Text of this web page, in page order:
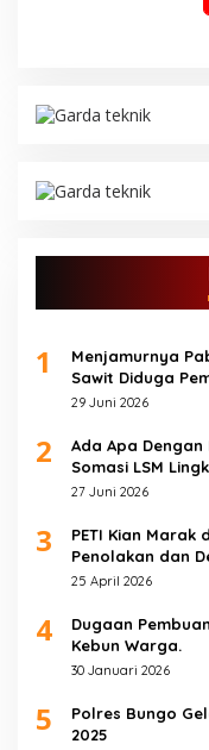
1
Menjamurnya
Sawit Diduga
Perkebunan
29 Juni 2026
2
Ada Apa
Somasi LSM
27 Juni 2026
3
PETI Kian Marak
Penolakan dan
Bencana
25 April 2026
4
Dugaan
Kebun Warga.
30 Januari 2026
5
Polres Bungo
2025